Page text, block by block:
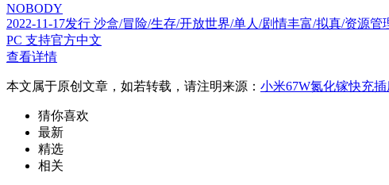
NOBODY
2022-11-17发行 沙盒/冒险/生存/开放世界/单人/剧情丰富/拟真/资源
PC 支持官方中文
查看详情
本文属于原创文章，如若转载，请注明来源： 小米67W氮化镓快充插
猜你喜欢
最新
精选
相关